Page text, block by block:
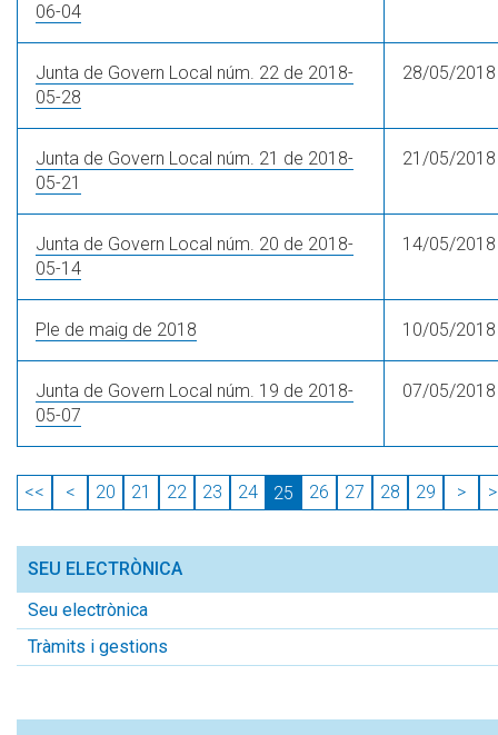
06-04
Junta de Govern Local núm. 22 de 2018-
05-28
28/05/2018
Junta de Govern Local núm. 21 de 2018-
05-21
21/05/2018
Junta de Govern Local núm. 20 de 2018-
05-14
14/05/2018
Ple de maig de 2018 10/05/2018
Junta de Govern Local núm. 19 de 2018-
05-07
07/05/2018
<< < 20 21 22 23 24 25 26 27 28 29 >
SEU ELECTRÒNICA
Seu electrònica
Tràmits i gestions